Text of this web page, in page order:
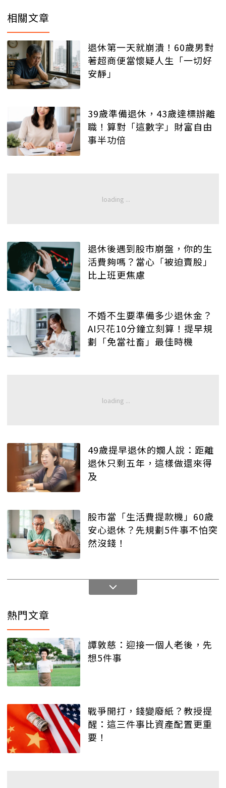
相關文章
退休第一天就崩潰！60歲男對
著超商便當懷疑人生「一切好
安靜」
39歲準備退休，43歲達標辦離
職！算對「這數字」財富自由
事半功倍
退休後遇到股市崩盤，你的生
活費夠嗎？當心「被迫賣股」
比上班更焦慮
不婚不生要準備多少退休金？
AI只花10分鐘立刻算！提早規
劃「免當社畜」最佳時機
49歲提早退休的嫺人說：距離
退休只剩五年，這樣做還來得
及
股市當「生活費提款機」60歲
安心退休？先規劃5件事不怕突
然沒錢！
熱門文章
譚敦慈：迎接一個人老後，先
想5件事
戰爭開打，錢變廢紙？教授提
醒：這三件事比資產配置更重
要！